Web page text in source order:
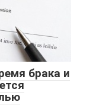
брака и